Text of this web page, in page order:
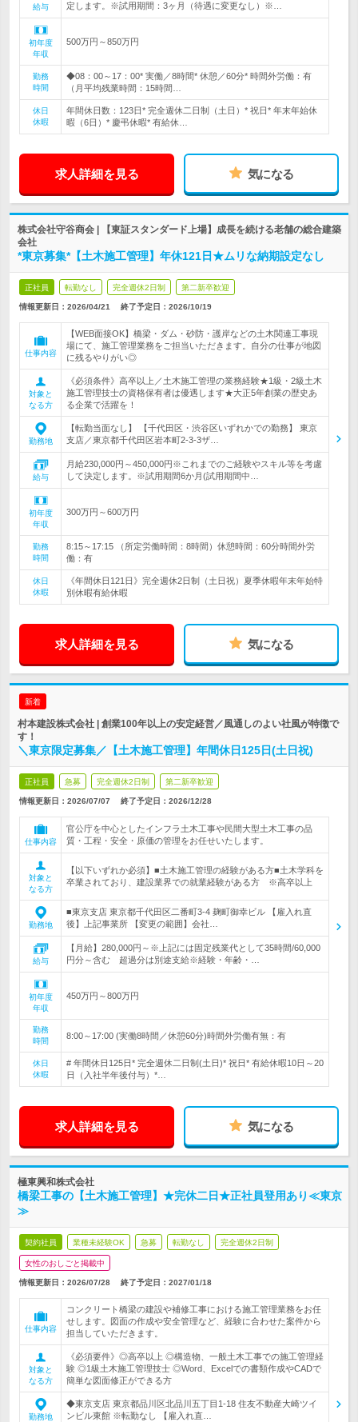
給与
定します。※試用期間：3ヶ月（待遇に変更なし）※…
初年度
年収
500万円～850万円
勤務
時間
◆08：00～17：00* 実働／8時間* 休憩／60分* 時間外労働：有
（月平均残業時間：15時間…
休日
休暇
年間休日数：123日* 完全週休二日制（土日）* 祝日* 年末年始休
暇（6日）* 慶弔休暇* 有給休…
求人詳細を見る 気になる
株式会社守谷商会 | 【東証スタンダード上場】成長を続ける老舗の総合建築
会社
*東京募集*【土木施工管理】年休121日★ムリな納期設定なし
正社員 転勤なし 完全週休2日制 第二新卒歓迎
情報更新日：2026/04/21 終了予定日： 2026/10/19
仕事内容
【WEB面接OK】橋梁・ダム・砂防・護岸などの土木関連工事現
場にて、施工管理業務をご担当いただきます。自分の仕事が地図
に残るやりがい◎
対象と
なる方
《必須条件》高卒以上／土木施工管理の業務経験★1級・2級土木
施工管理技士の資格保有者は優遇します★大正5年創業の歴史あ
る企業で活躍を！
勤務地
【転勤当面なし】 【千代田区・渋谷区いずれかでの勤務】 東京
支店／東京都千代田区岩本町2-3-3ザ…
給与
月給230,000円～450,000円※これまでのご経験やスキル等を考慮
して決定します。※試用期間6か月(試用期間中…
初年度
年収
300万円～600万円
勤務
時間
8:15～17:15 （所定労働時間：8時間）休憩時間：60分時間外労
働：有
休日
休暇
《年間休日121日》完全週休2日制（土日祝）夏季休暇年末年始特
別休暇有給休暇
求人詳細を見る 気になる
新着
村本建設株式会社 | 創業100年以上の安定経営／風通しのよい社風が特徴で
す！
＼東京限定募集／【土木施工管理】年間休日125日(土日祝)
正社員 急募 完全週休2日制 第二新卒歓迎
情報更新日：2026/07/07 終了予定日： 2026/12/28
仕事内容
官公庁を中心としたインフラ土木工事や民間大型土木工事の品
質・工程・安全・原価の管理をお任せいたします。
対象と
なる方
【以下いずれか必須】■土木施工管理の経験がある方■土木学科を
卒業されており、建設業界での就業経験がある方 ※高卒以上
勤務地
■東京支店 東京都千代田区二番町3-4 麹町御幸ビル 【雇入れ直
後】上記事業所 【変更の範囲】会社…
給与
【月給】280,000円～※上記には固定残業代として35時間/60,000
円分～含む 超過分は別途支給※経験・年齢・…
初年度
年収
450万円～800万円
勤務
時間
8:00～17:00 (実働8時間／休憩60分)時間外労働有無：有
休日
休暇
# 年間休日125日* 完全週休二日制(土日)* 祝日* 有給休暇10日～20
日（入社半年後付与）*…
求人詳細を見る 気になる
極東興和株式会社
橋梁工事の【土木施工管理】★完休二日★正社員登用あり≪東京
≫
契約社員 業種未経験OK 急募 転勤なし 完全週休2日制
女性のおしごと掲載中
情報更新日：2026/07/28 終了予定日： 2027/01/18
仕事内容
コンクリート橋梁の建設や補修工事における施工管理業務をお任
せします。図面の作成や安全管理など、経験に合わせた案件から
担当していただきます。
対象と
なる方
《必須要件》◎高卒以上 ◎構造物、一般土木工事での施工管理経
験 ◎1級土木施工管理技士 ◎Word、Excelでの書類作成やCADで
簡単な図面修正ができる方
勤務地
◆東京支店 東京都品川区北品川五丁目1-18 住友不動産大崎ツイ
ンビル東館 ※転勤なし 【雇入れ直…